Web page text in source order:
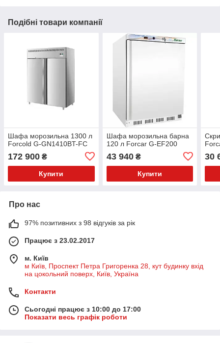
Подібні товари компанії
Шафа морозильна 1300 л
Forcold G-GN1410BT-FC
172 900 ₴
Купити
Шафа морозильна барна
120 л Forcar G-EF200
43 940₴
Купити
30
Про нас
97% позитивних з 98 відгуків за рік
Працює з 23.02.2017
м. Київ
м Київ, Проспект Петра Григоренка 28, кут будинку вхід
на цокольний поверх, Київ, Україна
Контакти
Сьогодні працює з 10:00 до 17:00
Показати весь графік роботи